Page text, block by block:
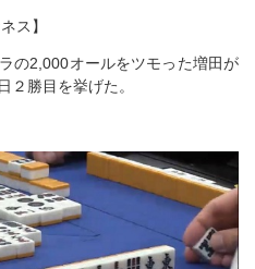
ス】
の2,000オールをツモった増田が
２勝目を挙げた。